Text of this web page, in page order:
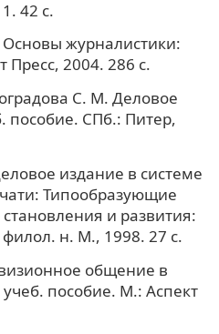
42 c.
Основы журналистики:
Пресс, 2004. 286 с.
С. М. Деловое
пособие. СПб.: Питер,
издание в системе
Типообразующие
и развития:
н. М., 1998. 27 c.
общение в
пособие. М.: Аспект